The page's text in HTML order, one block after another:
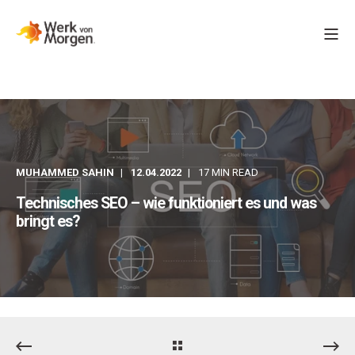
MUHAMMED SAHIN 12.04.2022 17 MIN READ
Technisches SEO – wie funktioniert es und was
bringt es?